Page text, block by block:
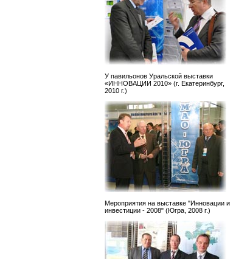
У павильонов Уральской выставки
«ИННОВАЦИИ 2010» (г. Екатеринбург,
2010 г.)
Мероприятия на выставке "Инновации и
инвестиции - 2008" (Югра, 2008 г.)